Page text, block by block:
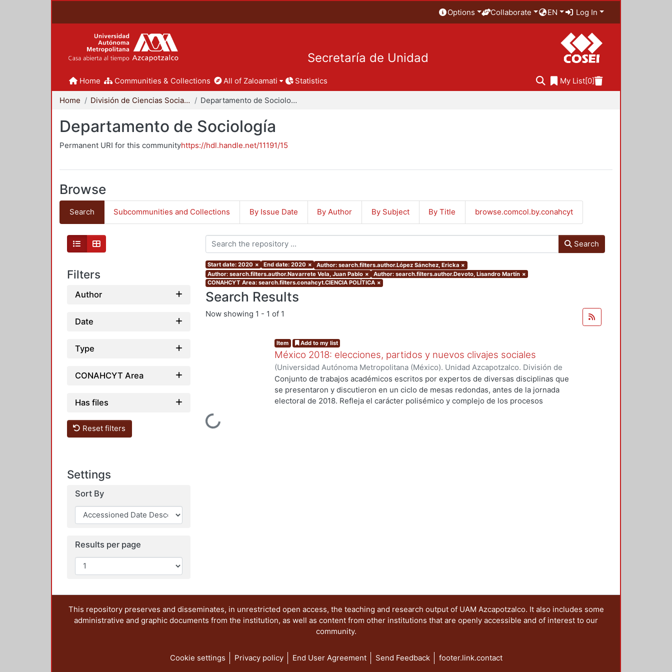
Options Collaborate EN Log In
Secretaría de Unidad
Home Communities & Collections All of Zaloamati Statistics My List[0]
Home División de Ciencias Sociales y Humanidades Departamento de Sociología
Departamento de Sociología
Permanent URI for this communityhttps://hdl.handle.net/11191/15
Browse
Search Subcommunities and Collections By Issue Date By Author By Subject By Title browse.comcol.by.conahcyt
Filters
Author
Date
Type
CONAHCYT Area
Has files
Reset filters
Settings
Sort By
Results per page
Search
Start date: 2020 × End date: 2020 × Author: search.filters.author.López Sánchez, Ericka ×
Author: search.filters.author.Navarrete Vela, Juan Pablo × Author: search.filters.author.Devoto, Lisandro Martín ×
CONAHCYT Area: search.filters.conahcyt.CIENCIA POLÍTICA ×
Search Results
Now showing 1 - 1 of 1
Loading...
Item Add to my list
México 2018: elecciones, partidos y nuevos clivajes sociales
(Universidad Autónoma Metropolitana (México). Unidad Azcapotzalco. División de
Ciencias Sociales y Humanidades.,2020)Palma, Esperanza;Tamayo, Sergio;
Osornio Guerrero, María Cristina ;Alarcón Olguín, Víctor Manuel;Tejera Gaona,
Héctor;Navarrete Vela, Juan Pablo;Reveles Vázquez, Francisco;Devoto, Lisandro
Conjunto de trabajos académicos escritos por expertos de diversas disciplinas que
se presentaron y discutieron en un ciclo de mesas redondas, antes de la jornada
electoral de 2018. Refleja el carácter polisémico y complejo de los procesos
This repository preserves and disseminates, in unrestricted open access, the teaching and research output of UAM Azcapotzalco. It also includes some
administrative and graphic documents from the institution, as well as content from other institutions that are openly accessible and of interest to our
community.
Cookie settings Privacy policy End User Agreement Send Feedback footer.link.contact